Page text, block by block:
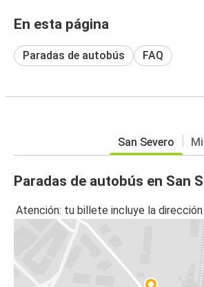
En esta página
Paradas de autobús FAQ
San Severo
Paradas de autobús en San
Atención: tu billete incluye la